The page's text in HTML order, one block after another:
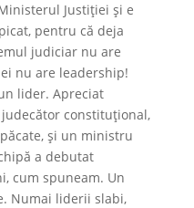
Justiţiei şi e
pentru că deja
judiciar nu are
nu are leadership!
lider. Apreciat
constituţional,
şi un ministru
a debutat
cum spuneam. Un
Numai liderii slabi,